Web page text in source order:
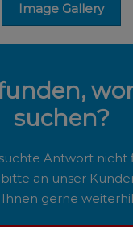
Image Gallery
suchen?
Antwort nicht
an unser
Ihnen gerne